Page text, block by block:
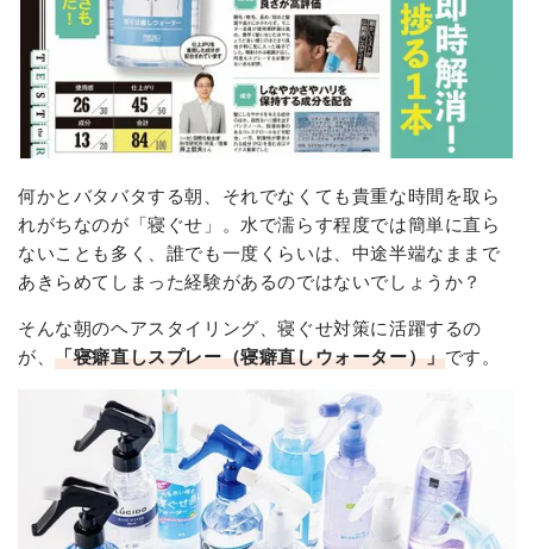
何かとバタバタする朝、それでなくても貴重な時間を取ら
れがちなのが「寝ぐせ」。水で濡らす程度では簡単に直ら
ないことも多く、誰でも一度くらいは、中途半端なままで
あきらめてしまった経験があるのではないでしょうか？
そんな朝のヘアスタイリング、寝ぐせ対策に活躍するの
が、「寝癖直しスプレー（寝癖直しウォーター）」です。